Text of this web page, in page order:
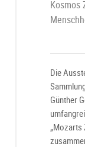
Kosmos
Die
Günther
„Mozarts